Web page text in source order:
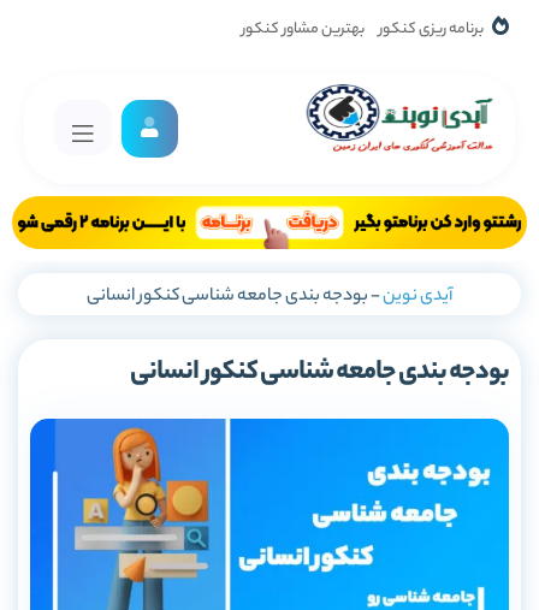
برنامه ریزی کنکور بهترین مشاور کنکور
آیدی نوین-بودجه بندی جامعه شناسی کنکور انسانی
بودجه بندی جامعه شناسی کنکور انسانی